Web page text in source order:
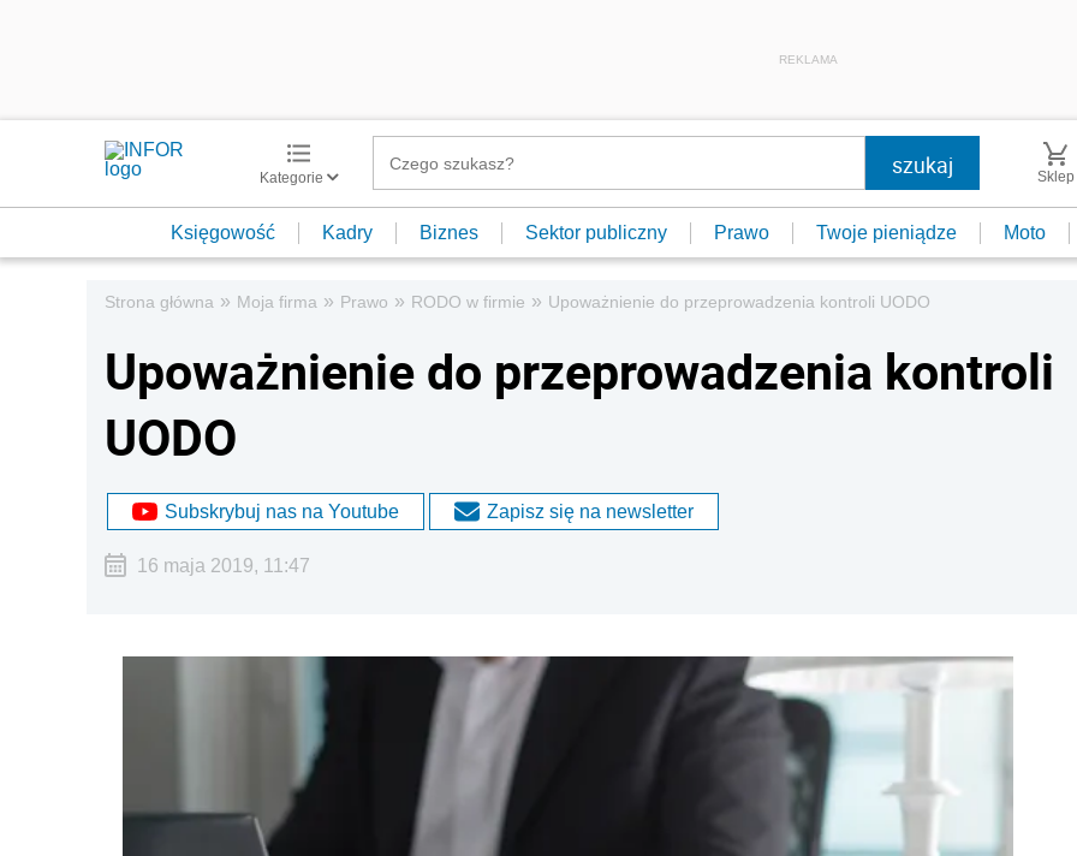
REKLAMA
Kategorie Sklep
Księgowość Kadry Biznes Sektor publiczny Prawo Twoje pieniądze Moto
Strona główna » Moja firma » Prawo » RODO w firmie » Upoważnienie do przeprowadzenia kontroli UODO
Upoważnienie do przeprowadzenia kontroli
UODO
Subskrybuj nas na Youtube Zapisz się na newsletter
16 maja 2019, 11:47